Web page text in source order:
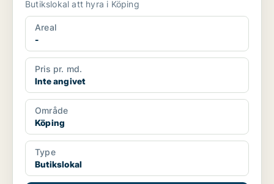
Butikslokal att hyra i Köping
Areal
-
Pris pr. md.
Inte angivet
Område
Köping
Type
Butikslokal